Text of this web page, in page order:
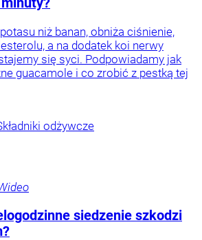
niż banan, obniża ciśnienie,
a na dodatek koi nerwy
się syci. Podpowiadamy jak
guacamole i co zrobić z pestką tej
odżywcze
siedzenie szkodzi